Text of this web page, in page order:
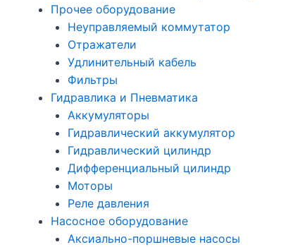
Прочее оборудование
Неуправляемый коммутатор
Отражатели
Удлинительный кабель
Фильтры
Гидравлика и Пневматика
Аккумуляторы
Гидравлический аккумулятор
Гидравлический цилиндр
Дифференциальный цилиндр
Моторы
Реле давления
Насосное оборудование
Аксиально-поршневые насосы